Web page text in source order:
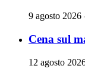
9 agosto 2026
Cena sul
12 agosto